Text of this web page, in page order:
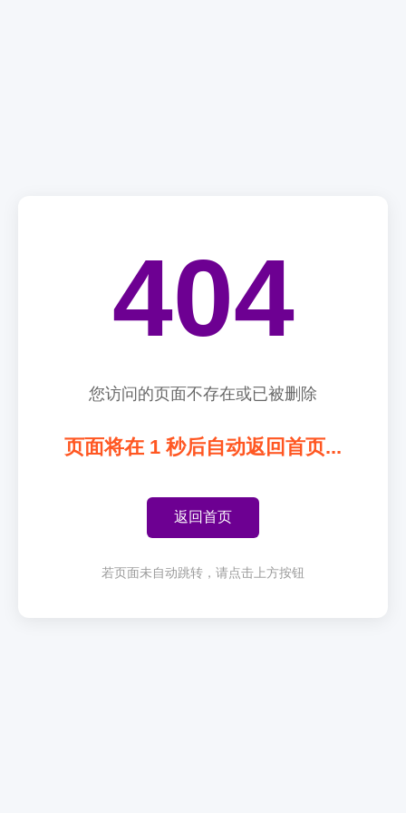
404
您访问的页面不存在或已被删除
页面将在 1 秒后自动返回首页...
返回首页
若页面未自动跳转，请点击上方按钮